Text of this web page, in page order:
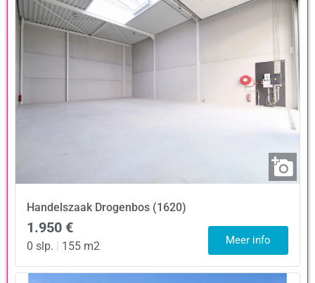
Handelszaak Drogenbos (1620)
1.950 €
0 slp. | 155 m2 Meer info